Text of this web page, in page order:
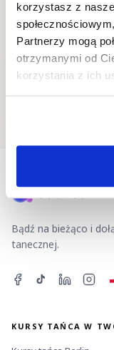
korzystasz z
Partnerzy mogą
otrzymanymi od
korzystania z ich
Strona
Bądź na bieżąco i
tanecznej.
KURSY TAŃCA W